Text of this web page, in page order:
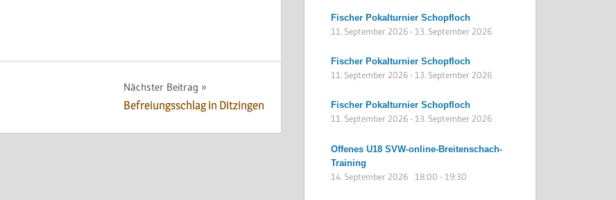
Nächster Beitrag
Befreiungsschlag in Ditzingen
Fischer Pokalturnier Schopfloch
11. September 2026-13. September 2026
Fischer Pokalturnier Schopfloch
11. September 2026-13. September 2026
Fischer Pokalturnier Schopfloch
11. September 2026-13. September 2026
Offenes U18 SVW-online-Breitenschach-
Training
14. September 2026 18:00 -19:30